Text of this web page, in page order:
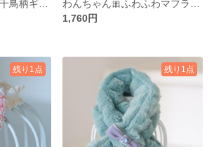
1,760円
残り1点 残り1点